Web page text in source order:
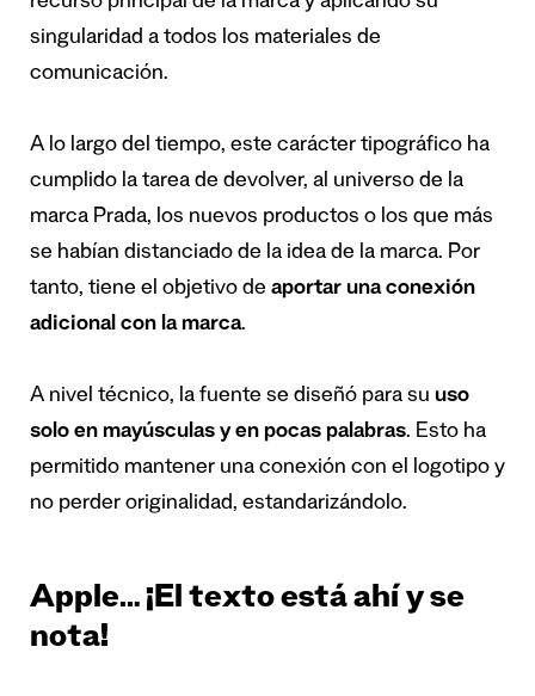
singularidad a todos los materiales de
comunicación.
A lo largo del tiempo, este carácter tipográfico ha
cumplido la tarea de devolver, al universo de la
marca Prada, los nuevos productos o los que más
se habían distanciado de la idea de la marca. Por
tanto, tiene el objetivo de aportar una conexión
adicional con la marca.
A nivel técnico, la fuente se diseñó para su uso
solo en mayúsculas y en pocas palabras. Esto ha
permitido mantener una conexión con el logotipo y
no perder originalidad, estandarizándolo.
Apple… ¡El texto está ahí y se
nota!